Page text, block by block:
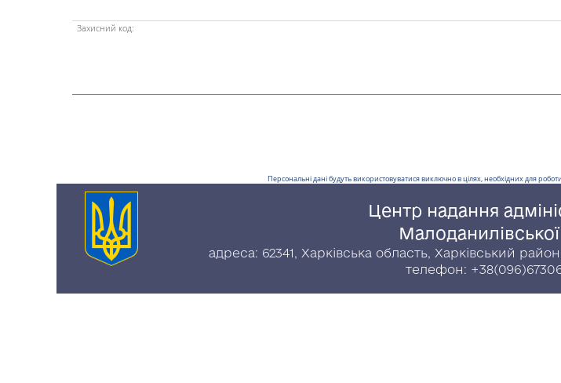
Захисний код:
Персональні дані будуть використовуватися виключно в цілях, необхідних для
Центр надання
адреса: 62341, Харківська область, Харківський
телефон: